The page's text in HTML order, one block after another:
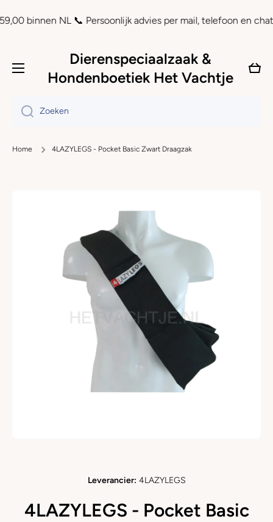
Doorgaan naar artikel
NL 📞 Persoonlijk advies per mail, telefoon en chat ⏲
Dierenspeciaalzaak &
Hondenboetiek Het Vachtje
Zoeken
Home 4LAZYLEGS - Pocket Basic Zwart Draagzak
Leverancier: 4LAZYLEGS
4LAZYLEGS - Pocket Basic